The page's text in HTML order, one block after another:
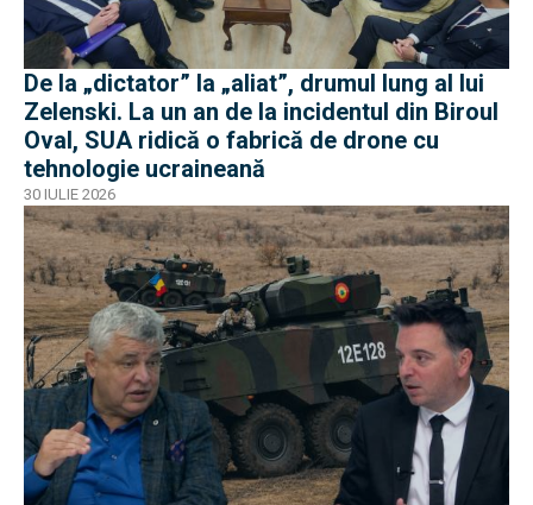
De la „dictator” la „aliat”, drumul lung al lui
Zelenski. La un an de la incidentul din Biroul
Oval, SUA ridică o fabrică de drone cu
tehnologie ucraineană
30 IULIE 2026
EXCLUSIV